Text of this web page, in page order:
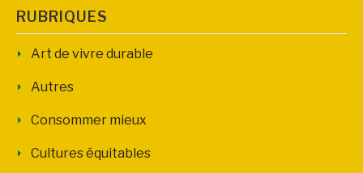
RUBRIQUES
Art de vivre durable
Autres
Consommer mieux
Cultures équitables